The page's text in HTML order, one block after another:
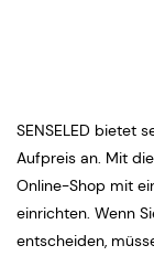
SENSELED bietet
Aufpreis an. Mit
Online-Shop mit
einrichten. Wenn
entscheiden,